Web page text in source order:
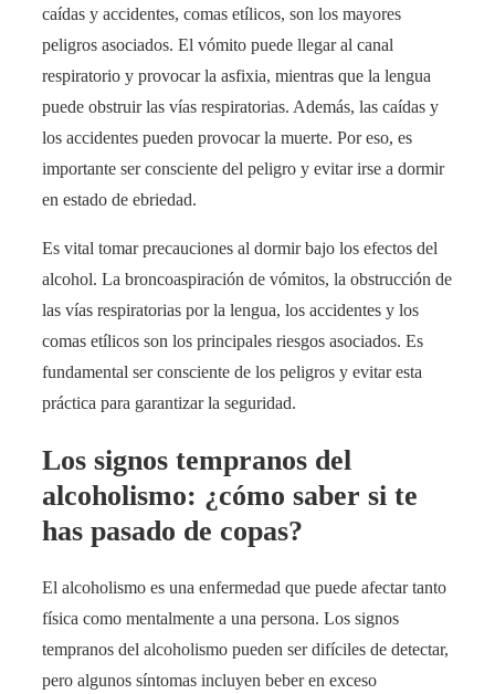
caídas y accidentes, comas etílicos, son los mayores
peligros asociados. El vómito puede llegar al canal
respiratorio y provocar la asfixia, mientras que la lengua
puede obstruir las vías respiratorias. Además, las caídas y
los accidentes pueden provocar la muerte. Por eso, es
importante ser consciente del peligro y evitar irse a dormir
en estado de ebriedad.
Es vital tomar precauciones al dormir bajo los efectos del
alcohol. La broncoaspiración de vómitos, la obstrucción de
las vías respiratorias por la lengua, los accidentes y los
comas etílicos son los principales riesgos asociados. Es
fundamental ser consciente de los peligros y evitar esta
práctica para garantizar la seguridad.
Los signos tempranos del
alcoholismo: ¿cómo saber si te
has pasado de copas?
El alcoholismo es una enfermedad que puede afectar tanto
física como mentalmente a una persona. Los signos
tempranos del alcoholismo pueden ser difíciles de detectar,
pero algunos síntomas incluyen beber en exceso